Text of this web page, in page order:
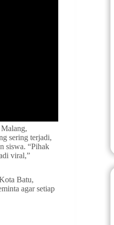
sering terjadi,
siswa. “Pihak
viral,”
Batu,
agar setiap